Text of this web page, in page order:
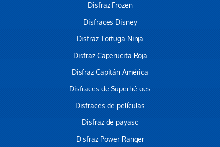
Disfraz Frozen
Disfraces Disney
Disfraz Tortuga Ninja
Disfraz Caperucita Roja
Disfraz Capitán América
Disfraces de Superhéroes
Disfraces de películas
Disfraz de payaso
Disfraz Power Ranger